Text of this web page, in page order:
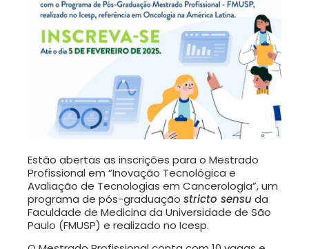
Estão abertas as inscrições para o Mestrado
Profissional em “Inovação Tecnológica e
Avaliação de Tecnologias em Cancerologia”, um
programa de pós-graduação stricto sensuda
Faculdade de Medicina da Universidade de São
Paulo (FMUSP) e realizado no Icesp.